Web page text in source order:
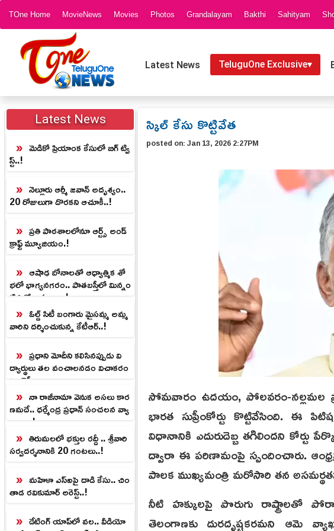
TOne Home MovieNews Movies Photos Grandalayam Bakthi Sahityam
Latest News TeluguOne Exclusive▾
Latest News
మెడికో ప్రియాంక కేసులో బిగ్ ట్వి
స్ట్..!
నెల్లూరు ఆర్మీ జవాన్ అదృశ్యం..
20 రోజులుగా దొరకని ఆచూకీ..!
ప్రతి పాఠశాలలోనూ ఆర్ట్స్ అండ్
క్రాఫ్ట్ మ్యూజియం.!
ఆషాఢ బోనాలతో ఆధ్యాత్మిక శో
భలో భాగ్యనగరం.. పాతబస్తీలో మిన్నం
టిన కోలాహలం..!
ఓల్డ్ సిటీ బంగారు మైసమ్మ అమ్మ
వారిని దర్శించుకున్న కేటీఆర్..!
ప్రధాని మోదీని కలిసినప్పుడు వి
ద్యార్థులు తల వంచాలనడం విచాకరం
: ఒవైసీ
నా రాజీనామా వెనుక అసలు కార
ణమదే.. ధర్మేంద్ర ప్రధాన్ సంచలన వ్యా
ఖ్యలు..!
తిరుమలలో భక్తుల రద్దీ .. శ్రీవారి
సర్వదర్శనానికి 20 గంటలు..!
మహిళా ఎస్ఐపై దాడి కేసు.. చిం
తాడ రవికుమార్ అరెస్ట్..!
డేటింగ్‌ యాప్‌లో వల.. వీడియో
స్కిల్ కేసు కొట్టివేత
posted on:Jan 13, 2026 2:27PM
సోమవారం ఉదయం, పోలవరం-నల్లమల
భారత సుప్రీంకోర్టు కొట్టివేసింది. ఈ
విధానానికి ఎదురుదెబ్బ తగిలిందని కోర్టు
ద్వారా ఈ పరిణామంపై స్పందించారు.
పాలక ముఖ్యమంత్రి మరోసారి తన
నీటి హక్కులపై పొరుగు రాష్ట్రాలతో
తెలంగాణకు దురదృష్టకరమని ఆమె